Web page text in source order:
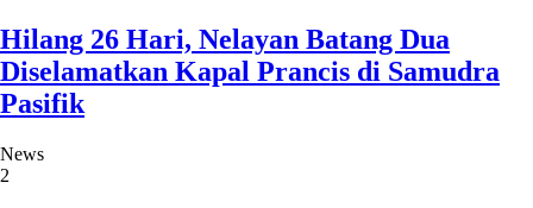
Hilang 26 Hari, Nelayan Batang Dua
Diselamatkan Kapal Prancis di Samudra
Pasifik
News
2